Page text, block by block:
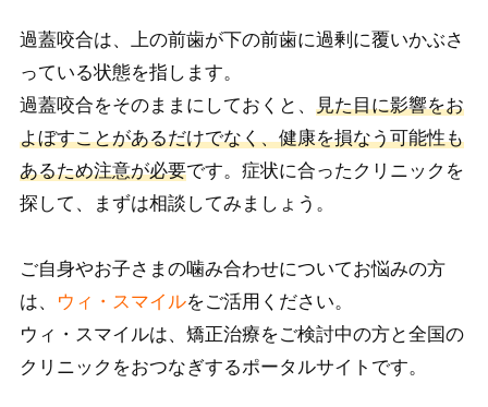
過蓋咬合は、上の前歯が下の前歯に過剰に覆いかぶさ
っている状態を指します。
過蓋咬合をそのままにしておくと、 見た目に影響をお
よぼすことがあるだけでなく、健康を損なう可能性も
あるため注意が必要です。症状に合ったクリニックを
探して、まずは相談してみましょう。
ご自身やお子さまの噛み合わせについてお悩みの方
は、
ウィ・スマイルをご活用ください。
ウィ・スマイルは、矯正治療をご検討中の方と全国の
クリニックをおつなぎするポータルサイトです。